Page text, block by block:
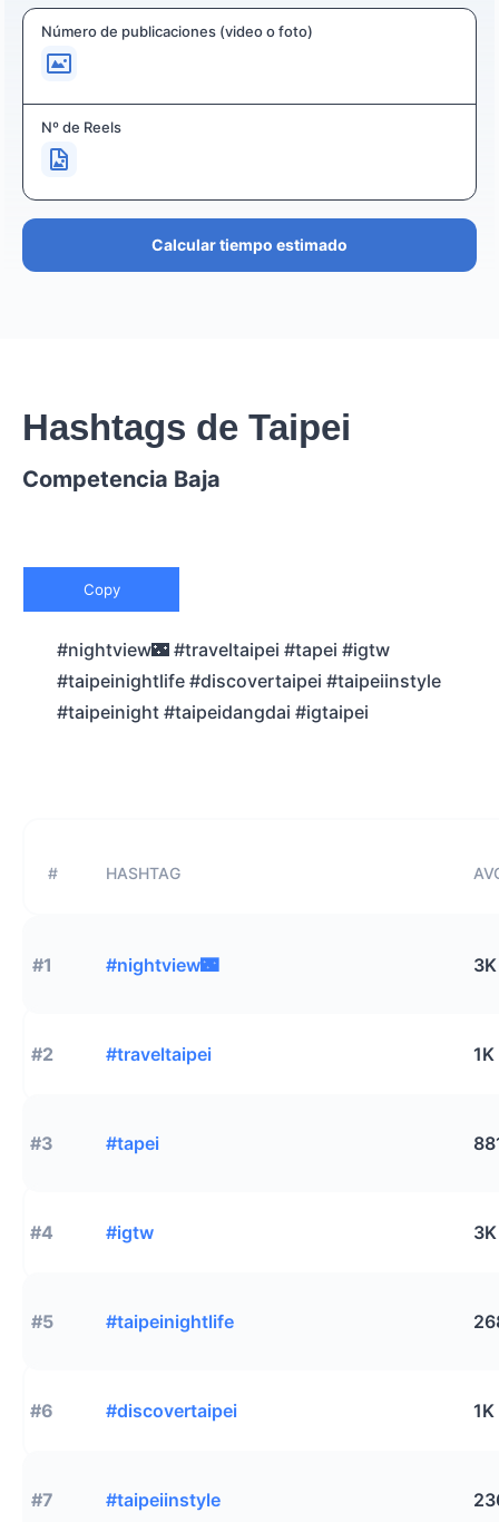
Número de publicaciones (video o foto)
Nº de Reels
Calcular tiempo estimado
Hashtags de Taipei
Competencia Baja
Copy
#nightview🌃 #traveltaipei #tapei #igtw
#taipeinightlife #discovertaipei #taipeiinstyle
#taipeinight #taipeidangdai #igtaipei
# HASHTAG
#1 #nightview🌃 3K
#2 #traveltaipei 1K
#3 #tapei
#4 #igtw 3K
#5 #taipeinightlife
#6 #discovertaipei 1K
#7 #taipeiinstyle